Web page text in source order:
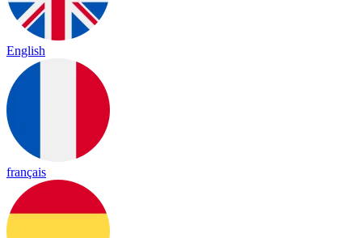
English
français